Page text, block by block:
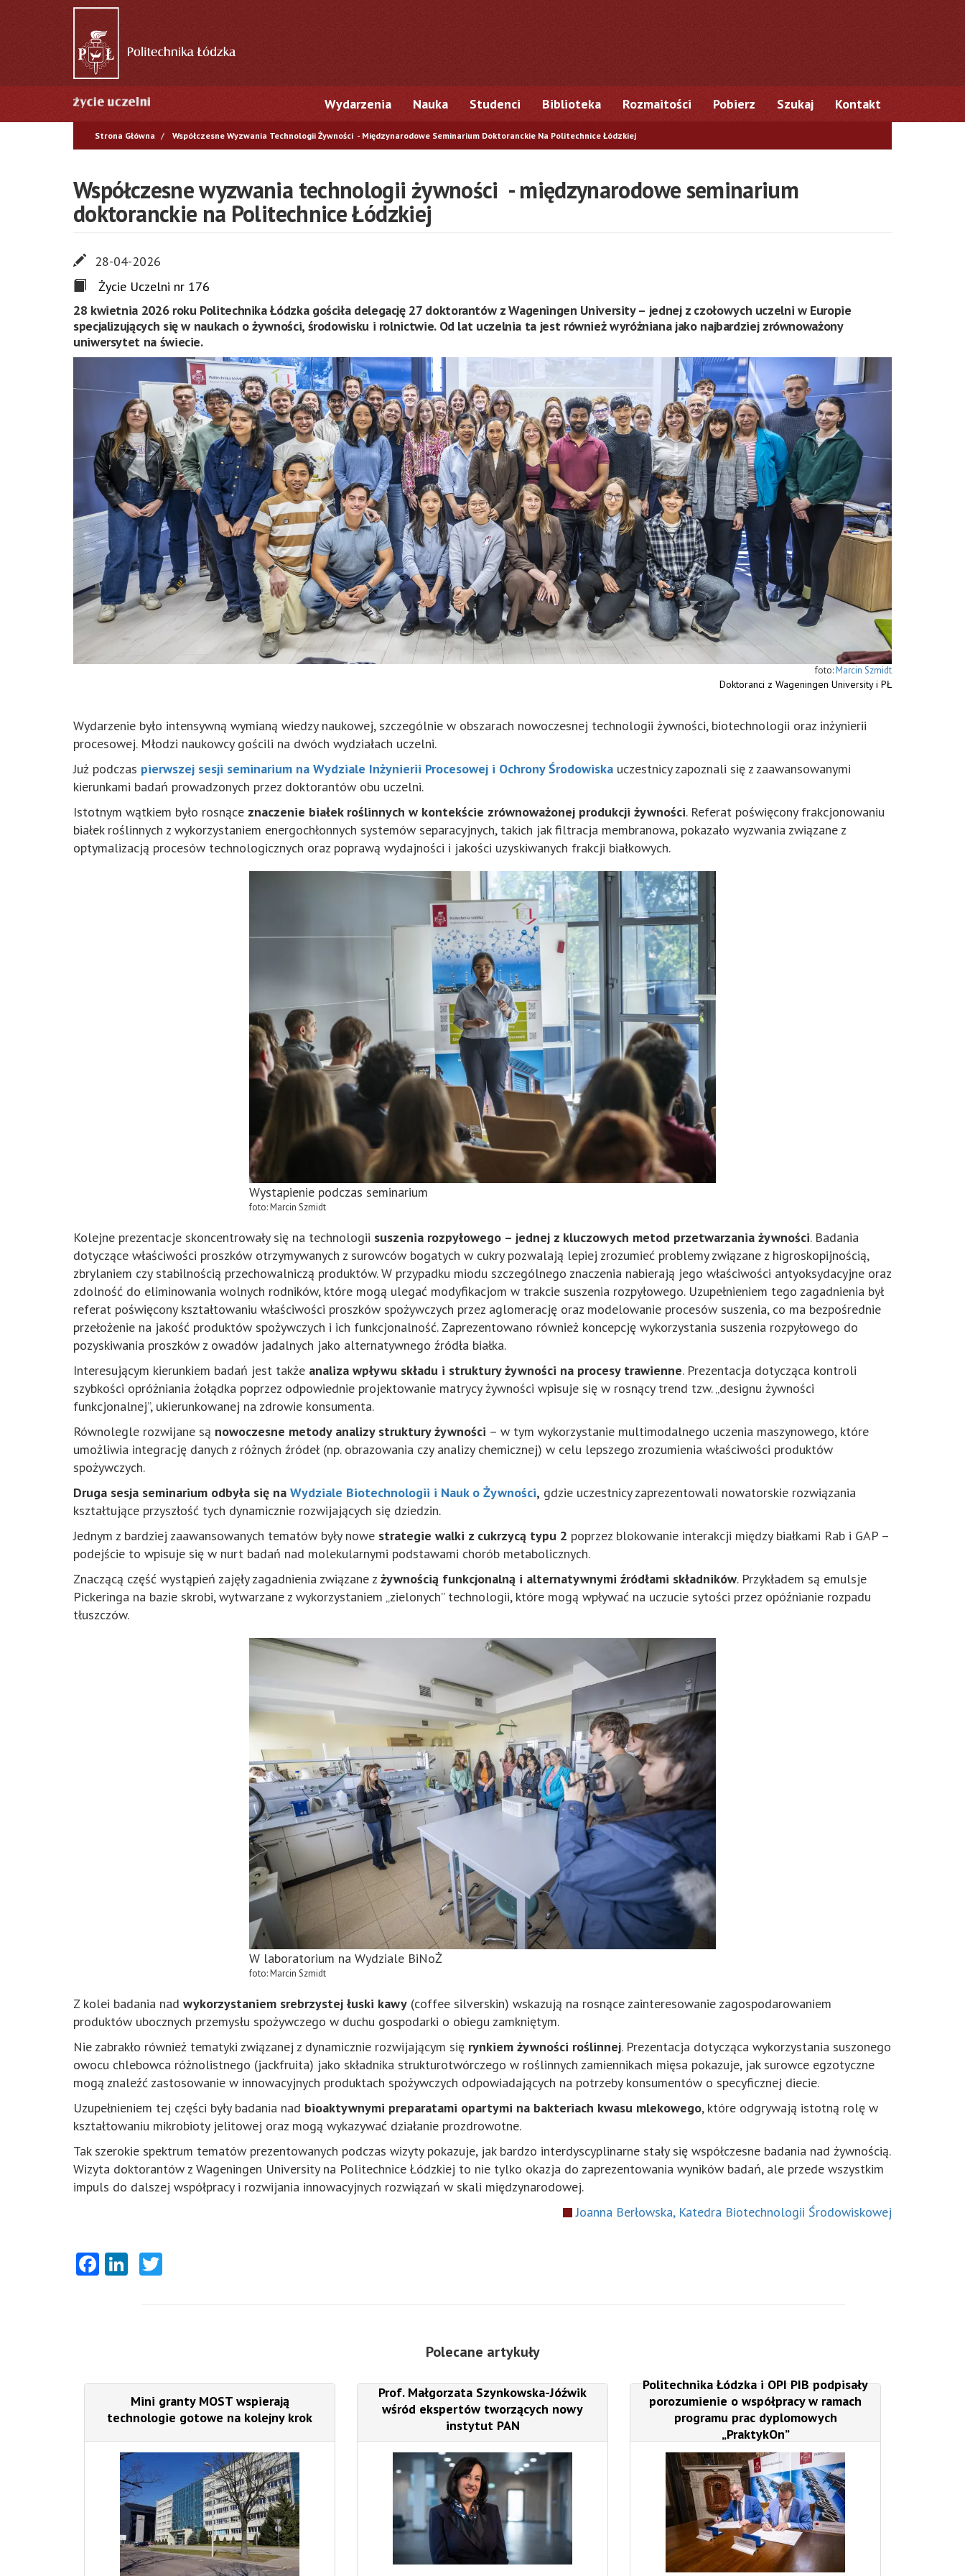
Główna
nawigacja
Wydarzenia Nauka Studenci Biblioteka Rozmaitości Pobierz Szukaj Kontakt
Strona Główna Współczesne Wyzwania Technologii Żywności - Międzynarodowe Seminarium Doktoranckie Na Politechnice Łódzkiej
Współczesne wyzwania technologii żywności - międzynarodowe seminarium
doktoranckie na Politechnice Łódzkiej
28-04-2026
Życie Uczelni nr 176
28 kwietnia 2026 roku Politechnika Łódzka gościła delegację 27 doktorantów z Wageningen University – jednej z czołowych uczelni w Europie
specjalizujących się w naukach o żywności, środowisku i rolnictwie. Od lat uczelnia ta jest również wyróżniana jako najbardziej zrównoważony
uniwersytet na świecie.
Marcin Szmidt
Doktoranci z Wageningen University i PŁ
Wydarzenie było intensywną wymianą wiedzy naukowej, szczególnie w obszarach nowoczesnej technologii żywności, biotechnologii oraz inżynierii
procesowej. Młodzi naukowcy gościli na dwóch wydziałach uczelni.
Już podczas pierwszej sesji seminarium na Wydziale Inżynierii Procesowej i Ochrony Środowiska uczestnicy zapoznali się z zaawansowanymi
kierunkami badań prowadzonych przez doktorantów obu uczelni.
Istotnym wątkiem było rosnące znaczenie białek roślinnych w kontekście zrównoważonej produkcji żywności. Referat poświęcony frakcjonowaniu
białek roślinnych z wykorzystaniem energochłonnych systemów separacyjnych, takich jak filtracja membranowa, pokazało wyzwania związane z
optymalizacją procesów technologicznych oraz poprawą wydajności i jakości uzyskiwanych frakcji białkowych.
Wystapienie podczas seminarium
foto: Marcin Szmidt
Kolejne prezentacje skoncentrowały się na technologii suszenia rozpyłowego – jednej z kluczowych metod przetwarzania żywności. Badania
dotyczące właściwości proszków otrzymywanych z surowców bogatych w cukry pozwalają lepiej zrozumieć problemy związane z higroskopijnością,
zbrylaniem czy stabilnością przechowalniczą produktów. W przypadku miodu szczególnego znaczenia nabierają jego właściwości antyoksydacyjne oraz
zdolność do eliminowania wolnych rodników, które mogą ulegać modyfikacjom w trakcie suszenia rozpyłowego. Uzupełnieniem tego zagadnienia był
referat poświęcony kształtowaniu właściwości proszków spożywczych przez aglomerację oraz modelowanie procesów suszenia, co ma bezpośrednie
przełożenie na jakość produktów spożywczych i ich funkcjonalność. Zaprezentowano również koncepcję wykorzystania suszenia rozpyłowego do
pozyskiwania proszków z owadów jadalnych jako alternatywnego źródła białka.
Interesującym kierunkiem badań jest także analiza wpływu składu i struktury żywności na procesy trawienne. Prezentacja dotycząca kontroli
szybkości opróżniania żołądka poprzez odpowiednie projektowanie matrycy żywności wpisuje się w rosnący trend tzw. „designu żywności
funkcjonalnej”, ukierunkowanej na zdrowie konsumenta.
Równolegle rozwijane są nowoczesne metody analizy struktury żywności – w tym wykorzystanie multimodalnego uczenia maszynowego, które
umożliwia integrację danych z różnych źródeł (np. obrazowania czy analizy chemicznej) w celu lepszego zrozumienia właściwości produktów
spożywczych.
Druga sesja seminarium odbyła się na Wydziale Biotechnologii i Nauk o Żywności, gdzie uczestnicy zaprezentowali nowatorskie rozwiązania
kształtujące przyszłość tych dynamicznie rozwijających się dziedzin.
Jednym z bardziej zaawansowanych tematów były nowe strategie walki z cukrzycą typu 2 poprzez blokowanie interakcji między białkami Rab i GAP –
podejście to wpisuje się w nurt badań nad molekularnymi podstawami chorób metabolicznych.
Znaczącą część wystąpień zajęły zagadnienia związane z żywnością funkcjonalną i alternatywnymi źródłami składników. Przykładem są emulsje
Pickeringa na bazie skrobi, wytwarzane z wykorzystaniem „zielonych” technologii, które mogą wpływać na uczucie sytości przez opóźnianie rozpadu
tłuszczów.
W laboratorium na Wydziale BiNoŻ
foto: Marcin Szmidt
Z kolei badania nad wykorzystaniem srebrzystej łuski kawy (coffee silverskin) wskazują na rosnące zainteresowanie zagospodarowaniem
produktów ubocznych przemysłu spożywczego w duchu gospodarki o obiegu zamkniętym.
Nie zabrakło również tematyki związanej z dynamicznie rozwijającym się rynkiem żywności roślinnej. Prezentacja dotycząca wykorzystania suszonego
owocu chlebowca różnolistnego (jackfruita) jako składnika strukturotwórczego w roślinnych zamiennikach mięsa pokazuje, jak surowce egzotyczne
mogą znaleźć zastosowanie w innowacyjnych produktach spożywczych odpowiadających na potrzeby konsumentów o specyficznej diecie.
Uzupełnieniem tej części były badania nad bioaktywnymi preparatami opartymi na bakteriach kwasu mlekowego, które odgrywają istotną rolę w
kształtowaniu mikrobioty jelitowej oraz mogą wykazywać działanie prozdrowotne.
Tak szerokie spektrum tematów prezentowanych podczas wizyty pokazuje, jak bardzo interdyscyplinarne stały się współczesne badania nad żywnością.
Wizyta doktorantów z Wageningen University na Politechnice Łódzkiej to nie tylko okazja do zaprezentowania wyników badań, ale przede wszystkim
impuls do dalszej współpracy i rozwijania innowacyjnych rozwiązań w skali międzynarodowej.
Joanna Berłowska, Katedra Biotechnologii Środowiskowej
Facebook
LinkedIn
Polecane artykuły
Mini granty MOST wspierają
technologie gotowe na kolejny krok
Prof. Małgorzata Szynkowska-Jóźwik
wśród ekspertów tworzących nowy
instytut PAN
Politechnika Łódzka i OPI PIB podpisały
porozumienie o współpracy w ramach
programu prac dyplomowych
„PraktykOn”